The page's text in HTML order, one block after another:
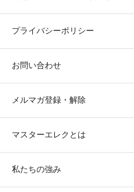
プライバシーポリシー
お問い合わせ
メルマガ登録・解除
マスターエレクとは
私たちの強み